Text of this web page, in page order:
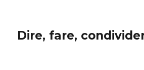
Dire, fare,